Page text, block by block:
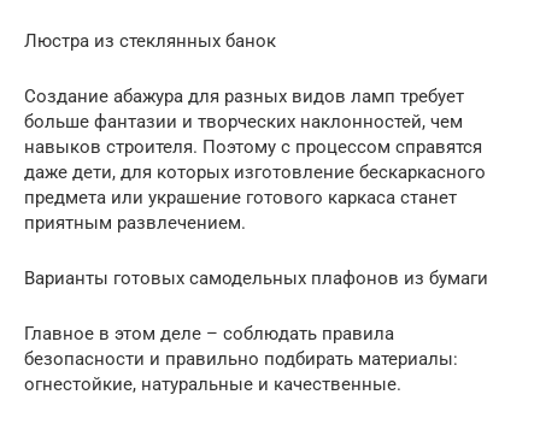
Люстра из стеклянных банок
Создание абажура для разных видов ламп требует
больше фантазии и творческих наклонностей, чем
навыков строителя. Поэтому с процессом справятся
даже дети, для которых изготовление бескаркасного
предмета или украшение готового каркаса станет
приятным развлечением.
Варианты готовых самодельных плафонов из бумаги
Главное в этом деле – соблюдать правила
безопасности и правильно подбирать материалы:
огнестойкие, натуральные и качественные.